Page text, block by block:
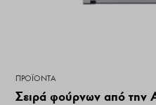
ΠΡΟΪΌΝΤΑ
Σειρά φούρνων από